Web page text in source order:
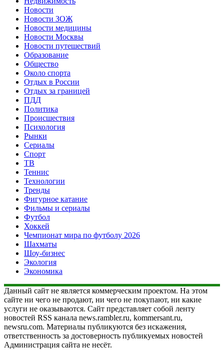
Новости
Новости ЗОЖ
Новости медицины
Новости Москвы
Новости путешествий
Образование
Общество
Около спорта
Отдых в России
Отдых за границей
ПДД
Политика
Происшествия
Психология
Рынки
Сериалы
Спорт
ТВ
Теннис
Технологии
Тренды
Фигурное катание
Фильмы и сериалы
Футбол
Хоккей
Чемпионат мира по футболу 2026
Шахматы
Шоу-бизнес
Экология
Экономика
Данный сайт не является коммерческим проектом. На этом
сайте ни чего не продают, ни чего не покупают, ни какие
услуги не оказываются. Сайт представляет собой ленту
новостей RSS канала news.rambler.ru, kommersant.ru,
newsru.com. Материалы публикуются без искажения,
ответственность за достоверность публикуемых новостей
Администрация сайта не несёт.